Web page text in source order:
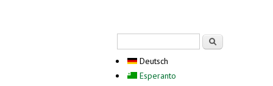
Deutsch
Esperanto